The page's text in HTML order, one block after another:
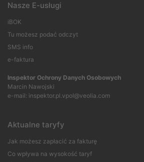
Nasze E-usługi
iBOK
Tu możesz podać odczyt
SMS info
e-faktura
Inspektor Ochrony Danych Osobowych
Marcin Nawojski
e-mail: inspektor.pl.vpol@veolia.com
Aktualne taryfy
Jak możesz zapłacić za fakturę
Co wpływa na wysokość taryf